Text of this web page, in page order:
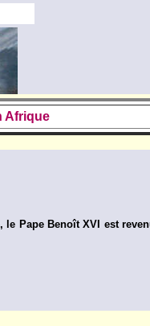
Afrique
Pape Benoît XVI est